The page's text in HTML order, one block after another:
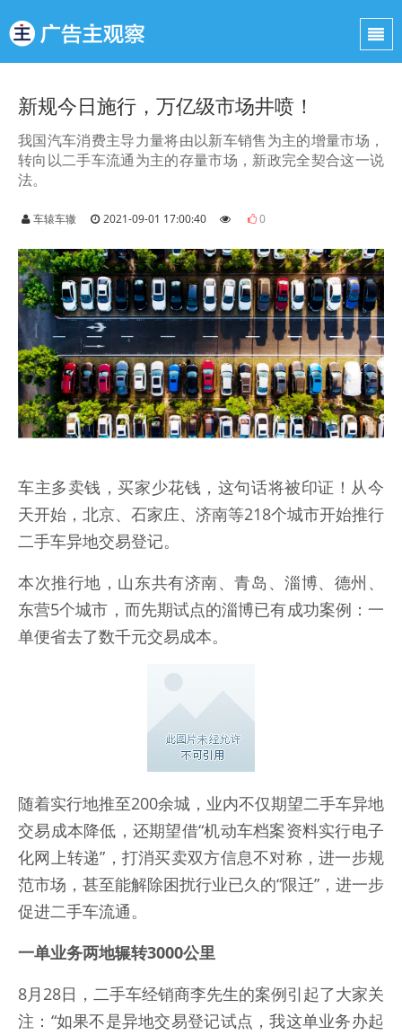
新规今日施行，万亿级市场井喷！
我国汽车消费主导力量将由以新车销售为主的增量市场，
转向以二手车流通为主的存量市场，新政完全契合这一说
法。
车辕车辙 2021-09-01 17:00:40 0
车主多卖钱，买家少花钱，这句话将被印证！从今
天开始，北京、石家庄、济南等218个城市开始推行
二手车异地交易登记。
本次推行地，山东共有济南、青岛、淄博、德州、
东营5个城市，而先期试点的淄博已有成功案例：一
单便省去了数千元交易成本。
随着实行地推至200余城，业内不仅期望二手车异地
交易成本降低，还期望借“机动车档案资料实行电子
化网上转递”，打消买卖双方信息不对称，进一步规
范市场，甚至能解除困扰行业已久的“限迁”，进一步
促进二手车流通。
一单业务两地辗转3000公里
8月28日，二手车经销商李先生的案例引起了大家关
注：“如果不是异地交易登记试点，我这单业务办起